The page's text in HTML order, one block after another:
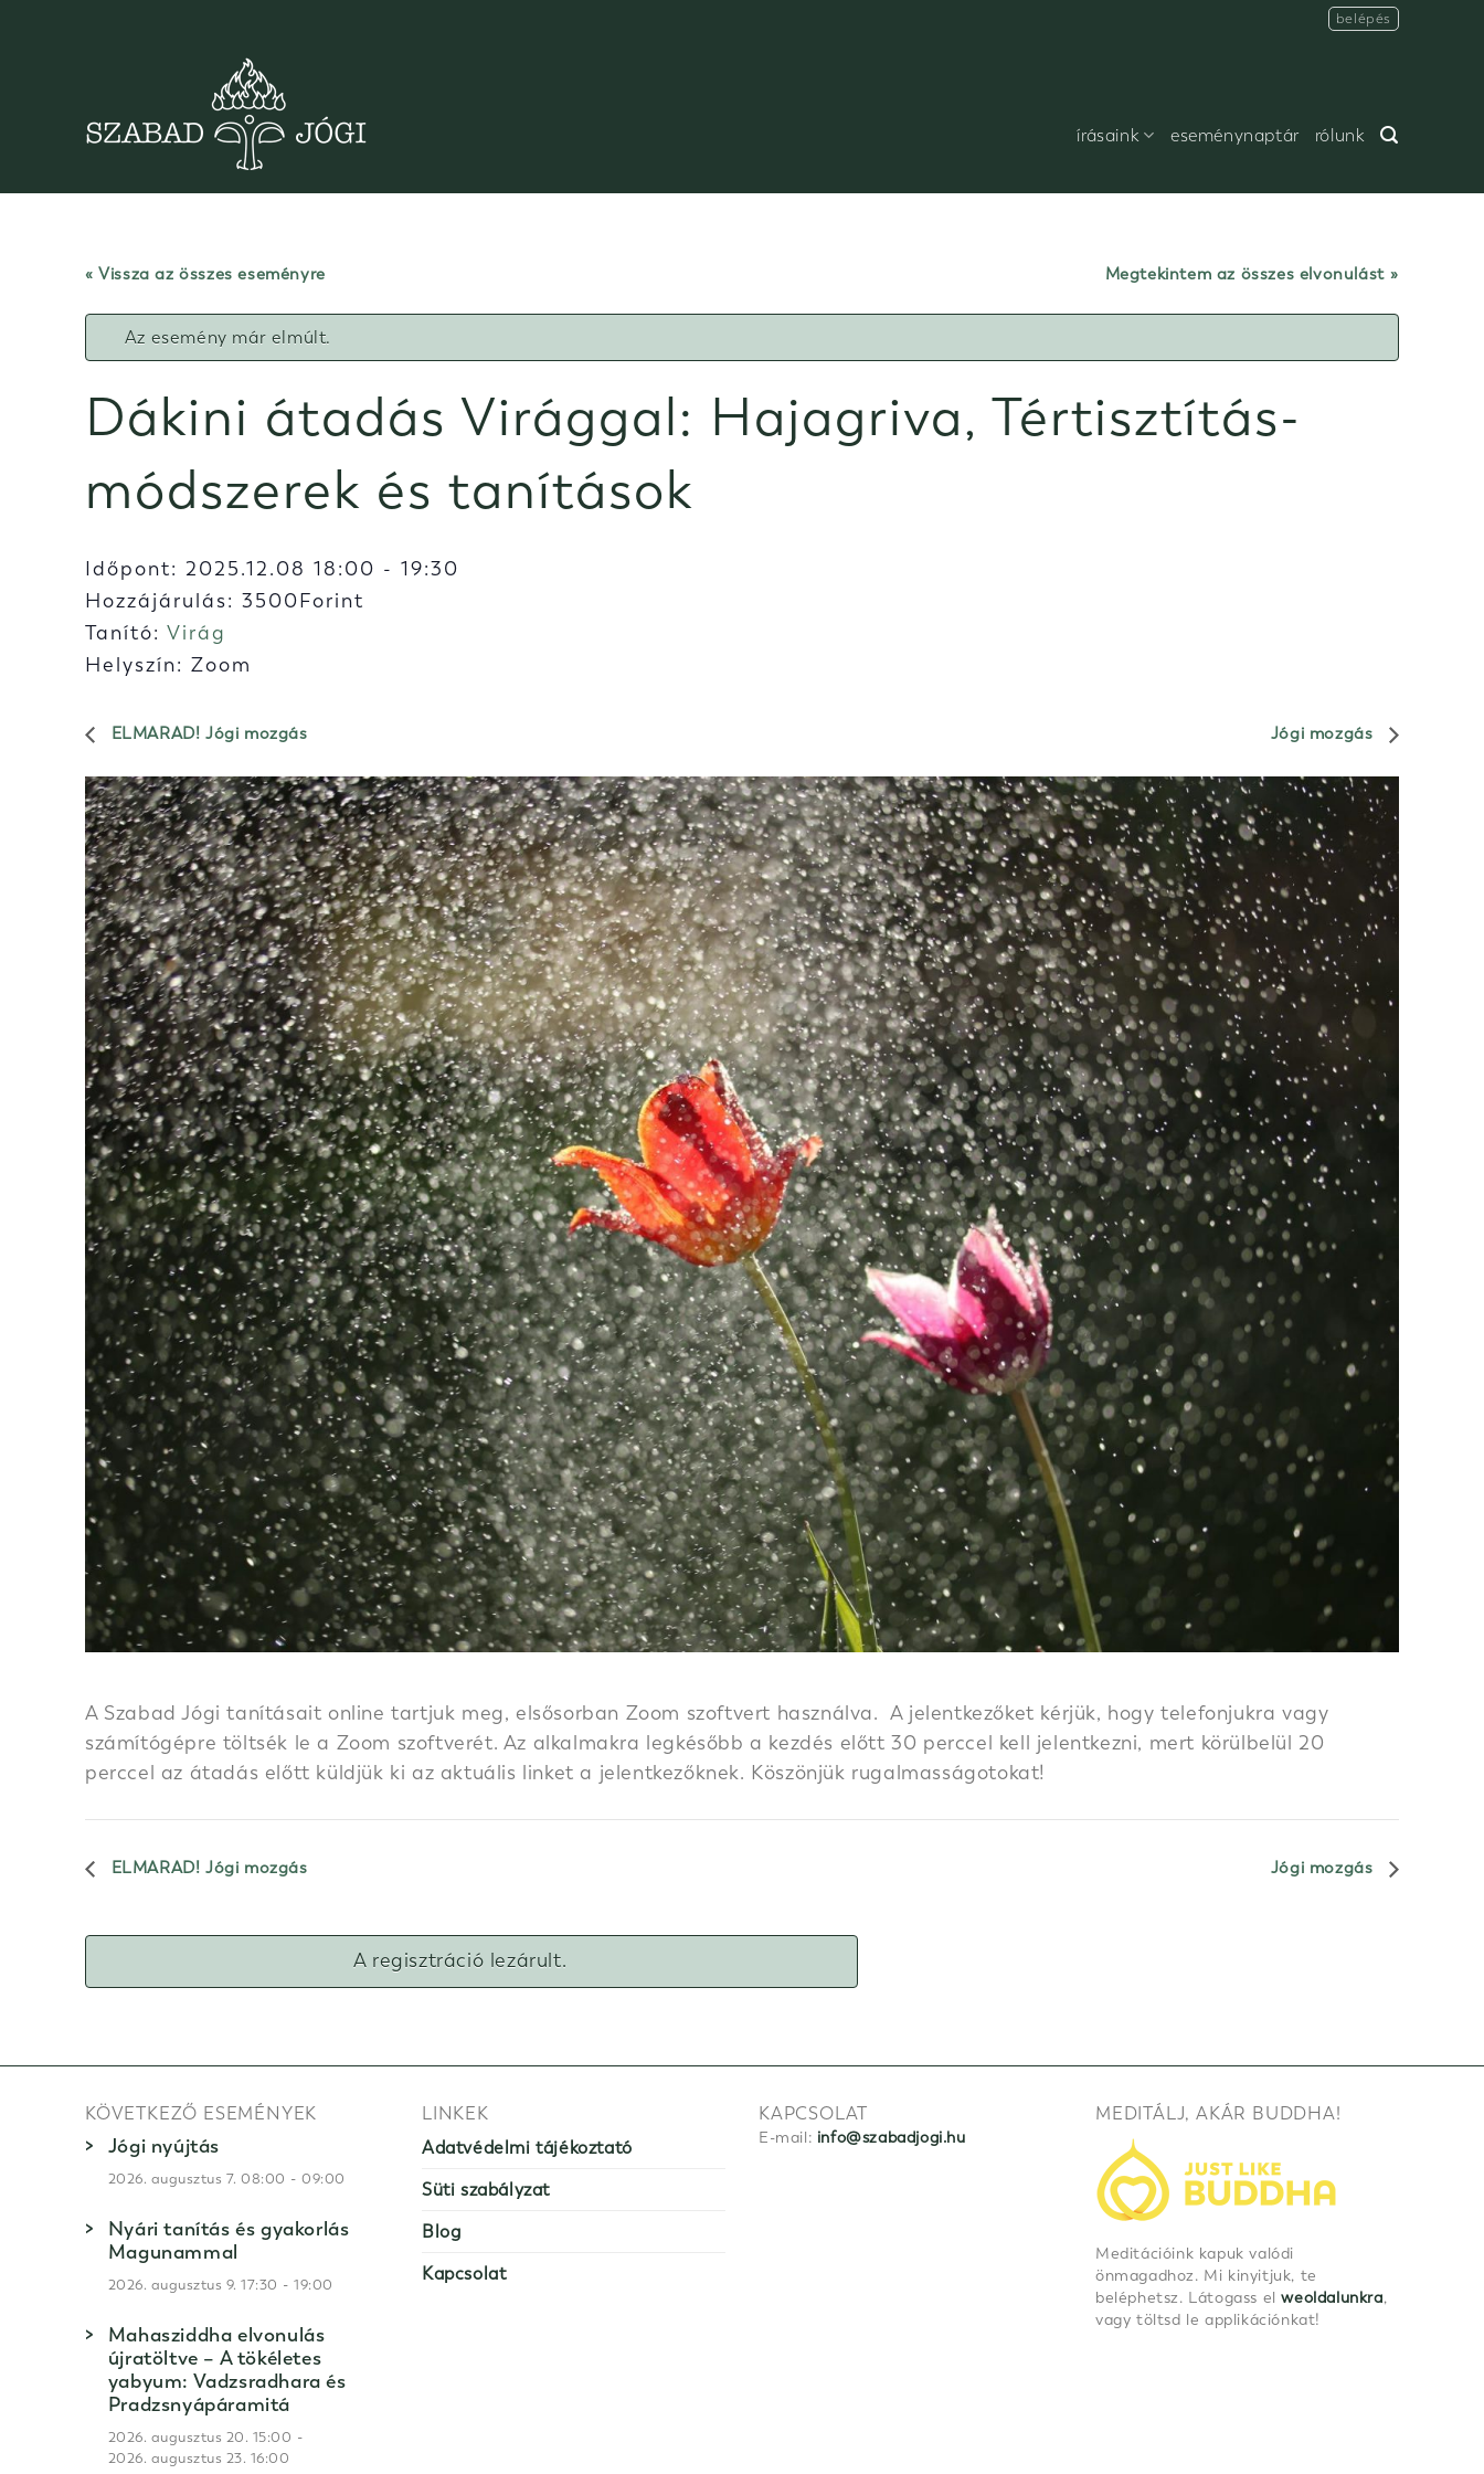
belépés
írásaink eseménynaptár rólunk
« Vissza az összes eseményre Megtekintem az összes elvonulást
Az esemény már elmúlt.
Dákini átadás Virággal: Hajagriva, Tértisztítás-
módszerek és tanítások
Időpont: 2025.12.08 18:00 - 19:30
Hozzájárulás: 3500Forint
Tanító: Virág
Helyszín: Zoom
ELMARAD! Jógi mozgás Jógi mozgás
A Szabad Jógi tanításait online tartjuk meg, elsősorban Zoom szoftvert használva. A jelentkezőket kérjük, hogy telefonjukra vagy
számítógépre töltsék le a Zoom szoftverét. Az alkalmakra legkésőbb a kezdés előtt 30 perccel kell jelentkezni, mert körülbelül 20
perccel az átadás előtt küldjük ki az aktuális linket a jelentkezőknek. Köszönjük rugalmasságotokat!
ELMARAD! Jógi mozgás Jógi mozgás
A regisztráció lezárult.
KÖVETKEZŐ ESEMÉNYEK
Jógi nyújtás
2026. augusztus 7. 08:00 -09:00
Nyári tanítás és gyakorlás
Magunammal
2026. augusztus 9. 17:30 -19:00
Mahasziddha elvonulás
újratöltve – A tökéletes
yabyum: Vadzsradhara és
Pradzsnyápáramitá
2026. augusztus 20. 15:00 -
2026. augusztus 23. 16:00
LINKEK
Adatvédelmi tájékoztató
Süti szabályzat
Blog
Kapcsolat
KAPCSOLAT
E-mail: info@szabadjogi.hu
MEDITÁLJ, AKÁR BUDDHA!
Meditációink kapuk valódi
önmagadhoz. Mi kinyitjuk, te
beléphetsz. Látogass elweoldalunkra,
vagy töltsd le applikációnkat!